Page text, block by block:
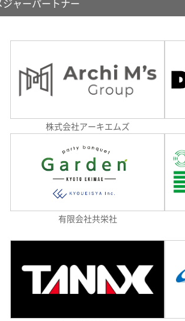
株式会社アーキエムズ
有限会社共栄社